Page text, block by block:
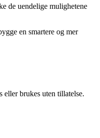
de uendelige mulighetene
en smartere og mer
brukes uten tillatelse.